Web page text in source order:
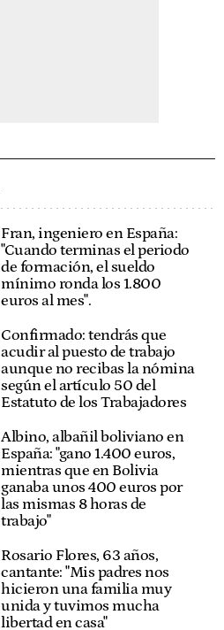
Fran, ingeniero en España:
"Cuando terminas el periodo
de formación, el sueldo
mínimo ronda los 1.800
euros al mes".
Confirmado: tendrás que
acudir al puesto de trabajo
aunque no recibas la nómina
según el artículo 50 del
Estatuto de los Trabajadores
Albino, albañil boliviano en
España: "gano 1.400 euros,
mientras que en Bolivia
ganaba unos 400 euros por
las mismas 8 horas de
trabajo"
Rosario Flores, 63 años,
cantante: "Mis padres nos
hicieron una familia muy
unida y tuvimos mucha
libertad en casa"